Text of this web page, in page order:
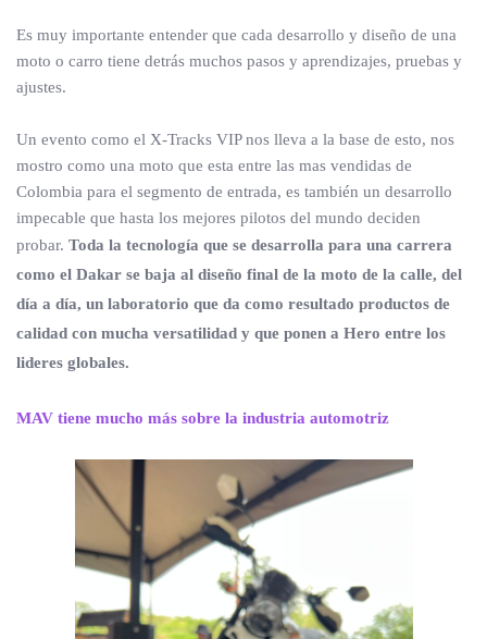
Es muy importante entender que cada desarrollo y diseño de una
moto o carro tiene detrás muchos pasos y aprendizajes, pruebas y
ajustes.
Un evento como el X-Tracks VIP nos lleva a la base de esto, nos
mostro como una moto que esta entre las mas vendidas de
Colombia para el segmento de entrada, es también un desarrollo
impecable que hasta los mejores pilotos del mundo deciden
probar. Toda la tecnología que se desarrolla para una carrera
como el Dakar se baja al diseño final de la moto de la calle, del
día a día, un laboratorio que da como resultado productos de
calidad con mucha versatilidad y que ponen a Hero entre los
lideres globales.
MAV tiene mucho más sobre la industria automotriz